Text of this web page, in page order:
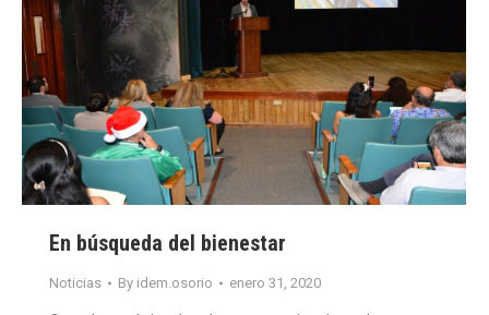
En búsqueda del bienestar
Noticias By idem.osorio enero 31, 2020